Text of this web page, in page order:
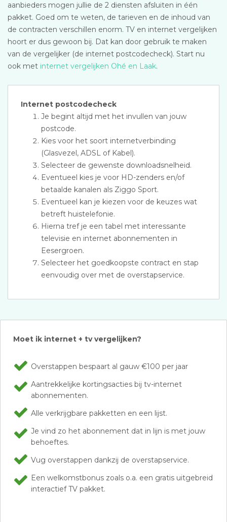
aanbieders mogen jullie de 2 diensten afsluiten in één
pakket. Goed om te weten, de tarieven en de inhoud van
de contracten verschillen enorm. TV en internet vergelijken
hoort er dus gewoon bij. Dat kan door gebruik te maken
van de vergelijker (de internet postcodecheck). Start nu
ook met internet vergelijken Ohé en Laak.
Internet postcodecheck
Je begint altijd met het invullen van jouw
postcode.
Kies voor het soort internetverbinding
(Glasvezel, ADSL of Kabel).
Selecteer de gewenste downloadsnelheid.
Eventueel kies je voor HD-zenders en/of
betaalde kanalen als Ziggo Sport.
Eventueel kan je kiezen voor de keuzes wat
betreft huistelefonie.
Hierna tref je een tabel met interessante
televisie en internet abonnementen in
Eesergroen.
Selecteer het goedkoopste contract en stap
eenvoudig over met de overstapservice.
Moet ik internet + tv vergelijken?
Overstappen bespaart al gauw €100 per jaar
Aantrekkelijke kortingsacties bij tv-internet
abonnementen.
Alle verkrijgbare pakketten en een lijst.
Je vind zo het abonnement dat in lijn is met jouw
behoeftes.
Vug overstappen dankzij de overstapservice.
Een welkomstbonus zoals o.a. een gratis uitgebreid
interactief TV pakket.